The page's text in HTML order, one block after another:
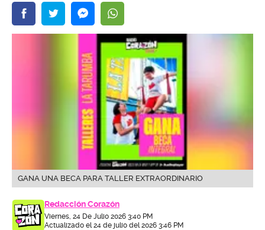
GANA UNA BECA PARA TALLER EXTRAORDINARIO
Redacción Corazón
Viernes, 24 De Julio 2026 3:40 PM
Actualizado el 24 de julio del 2026 3:46 PM